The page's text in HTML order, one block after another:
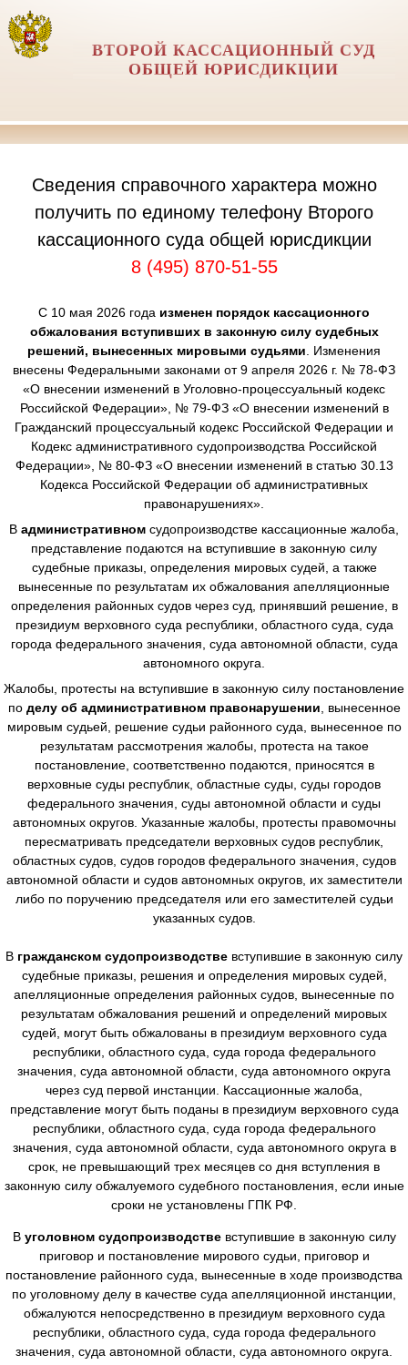
ВТОРОЙ КАССАЦИОННЫЙ СУД
ОБЩЕЙ ЮРИСДИКЦИИ
Сведения справочного характера можно
получить по единому телефону Второго
кассационного суда общей юрисдикции
8 (495) 870-51-55
С 10 мая 2026 года изменен порядок кассационного
обжалования вступивших в законную силу судебных
решений, вынесенных мировыми судьями . Изменения
внесены Федеральными законами от 9 апреля 2026 г. № 78-ФЗ
«О внесении изменений в Уголовно-процессуальный кодекс
Российской Федерации», № 79-ФЗ «О внесении изменений в
Гражданский процессуальный кодекс Российской Федерации и
Кодекс административного судопроизводства Российской
Федерации», № 80-ФЗ «О внесении изменений в статью 30.13
Кодекса Российской Федерации об административных
правонарушениях».
В административном судопроизводстве кассационные жалоба,
представление подаются на вступившие в законную силу
судебные приказы, определения мировых судей, а также
вынесенные по результатам их обжалования апелляционные
определения районных судов через суд, принявший решение, в
президиум верховного суда республики, областного суда, суда
города федерального значения, суда автономной области, суда
автономного округа.
Жалобы, протесты на вступившие в законную силу постановление
по делу об административном правонарушении , вынесенное
мировым судьей, решение судьи районного суда, вынесенное по
результатам рассмотрения жалобы, протеста на такое
постановление, соответственно подаются, приносятся в
верховные суды республик, областные суды, суды городов
федерального значения, суды автономной области и суды
автономных округов. Указанные жалобы, протесты правомочны
пересматривать председатели верховных судов республик,
областных судов, судов городов федерального значения, судов
автономной области и судов автономных округов, их заместители
либо по поручению председателя или его заместителей судьи
указанных судов.
В гражданском судопроизводстве вступившие в законную силу
судебные приказы, решения и определения мировых судей,
апелляционные определения районных судов, вынесенные по
результатам обжалования решений и определений мировых
судей, могут быть обжалованы в президиум верховного суда
республики, областного суда, суда города федерального
значения, суда автономной области, суда автономного округа
через суд первой инстанции. Кассационные жалоба,
представление могут быть поданы в президиум верховного суда
республики, областного суда, суда города федерального
значения, суда автономной области, суда автономного округа в
срок, не превышающий трех месяцев со дня вступления в
законную силу обжалуемого судебного постановления, если иные
сроки не установлены ГПК РФ.
В уголовном судопроизводствевступившие в законную силу
приговор и постановление мирового судьи, приговор и
постановление районного суда, вынесенные в ходе производства
по уголовному делу в качестве суда апелляционной инстанции,
обжалуются непосредственно в президиум верховного суда
республики, областного суда, суда города федерального
значения, суда автономной области, суда автономного округа.